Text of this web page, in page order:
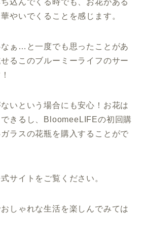
込んでくる時でも、お花がある
やいでくることを感じます。
ぁ…と一度でも思ったことがあ
るこのブルーミーライフのサー
いという場合にも安心！お花は
きるし、BloomeeLIFEの初回購
ラスの花瓶を購入することがで
サイトをご覧ください。
しゃれな生活を楽しんでみては